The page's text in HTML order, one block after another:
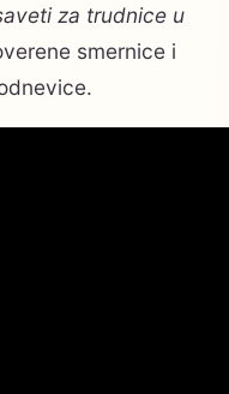
za trudnice u
smernice i